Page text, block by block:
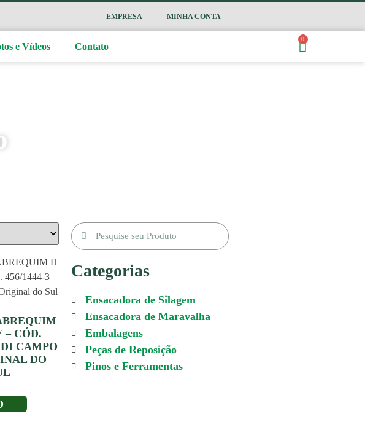
EMPRESA MINHA CONTA
e Vídeos Contato
0
– CÓD.
DI CAMPO
DO
Categorias
Ensacadora de Silagem
Ensacadora de Maravalha
Embalagens
Peças de Reposição
Pinos e Ferramentas